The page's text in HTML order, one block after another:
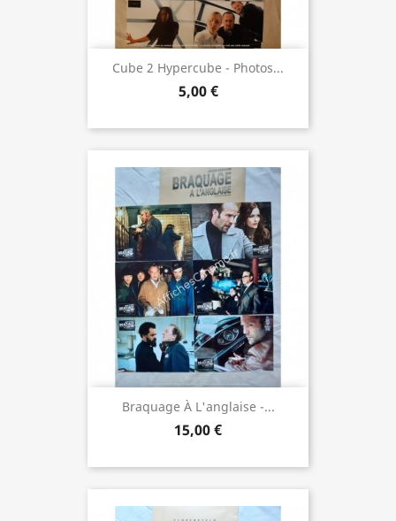
Cube 2 Hypercube - Photos...
5,00 €
Braquage À L'anglaise -...
15,00 €